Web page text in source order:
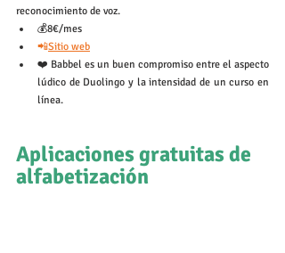
reconocimiento de voz.
💰8€/mes
📲Sitio web
❤️ Babbel es un buen compromiso entre el aspecto
lúdico de Duolingo y la intensidad de un curso en
línea.
Aplicaciones gratuitas de
alfabetización